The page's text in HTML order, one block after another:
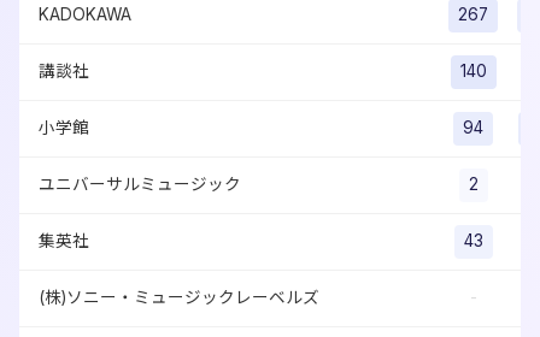
KADOKAWA 267
講談社 140
小学館 94
ユニバーサルミュージック 2
集英社 43
(株)ソニー・ミュージックレーベルズ -